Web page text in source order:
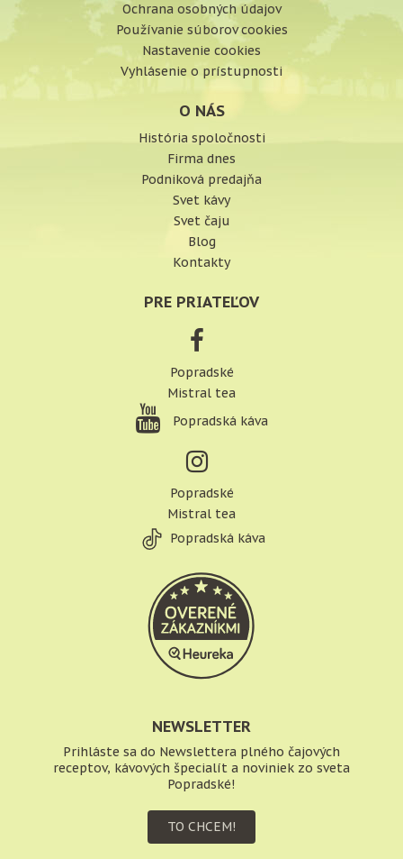
Ochrana osobných údajov
Používanie súborov cookies
Nastavenie cookies
Vyhlásenie o prístupnosti
O NÁS
História spoločnosti
Firma dnes
Podniková predajňa
Svet kávy
Svet čaju
Blog
Kontakty
PRE PRIATEĽOV
Popradské
Mistral tea
Popradská káva
Popradské
Mistral tea
Popradská káva
NEWSLETTER
Prihláste sa do Newslettera plného čajových
receptov, kávových špecialít a noviniek zo sveta
Popradské!
TO CHCEM!